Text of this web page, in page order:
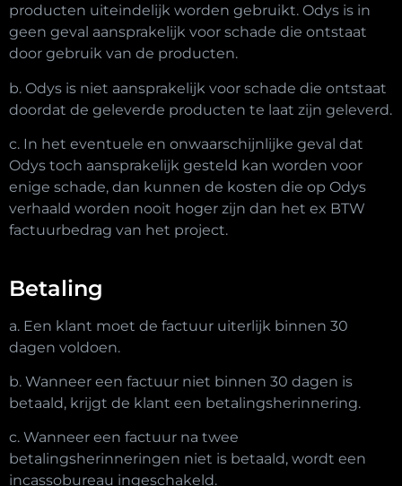
producten uiteindelijk worden gebruikt. Odys is in
geen geval aansprakelijk voor schade die ontstaat
door gebruik van de producten.
b. Odys is niet aansprakelijk voor schade die ontstaat
doordat de geleverde producten te laat zijn geleverd.
c. In het eventuele en onwaarschijnlijke geval dat
Odys toch aansprakelijk gesteld kan worden voor
enige schade, dan kunnen de kosten die op Odys
verhaald worden nooit hoger zijn dan het ex BTW
factuurbedrag van het project.
Betaling
a. Een klant moet de factuur uiterlijk binnen 30
dagen voldoen.
b. Wanneer een factuur niet binnen 30 dagen is
betaald, krijgt de klant een betalingsherinnering.
c. Wanneer een factuur na twee
betalingsherinneringen niet is betaald, wordt een
incassobureau ingeschakeld.